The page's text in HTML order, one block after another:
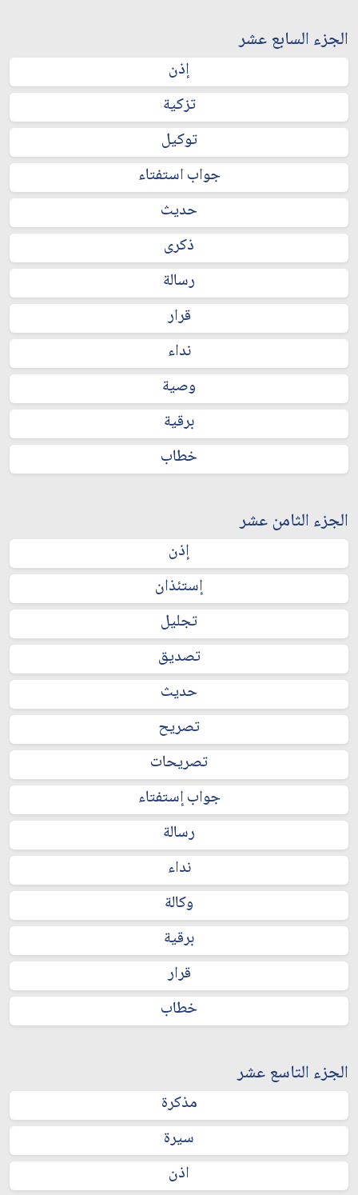
الجزء السابع عشر
إذن
تزكية
توكيل
جواب استفتاء
حديث
ذكرى
رسالة
قرار
نداء
وصية
برقية
خطاب
الجزء الثامن عشر
إذن
إستئذان
تجليل
تصديق
حديث
تصريح
تصريحات
جواب إستفتاء
رسالة
نداء
وكالة
برقية
قرار
خطاب
الجزء التاسع عشر
مذكرة
سيرة
اذن